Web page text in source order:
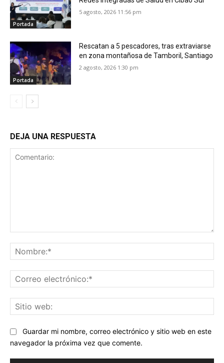
Portada
5 agosto, 2026 11:56 pm
Portada
Rescatan a 5 pescadores, tras extraviarse
en zona montañosa de Tamboril, Santiago
2 agosto, 2026 1:30 pm
DEJA UNA RESPUESTA
Guardar mi nombre, correo electrónico y sitio web en este
navegador la próxima vez que comente.